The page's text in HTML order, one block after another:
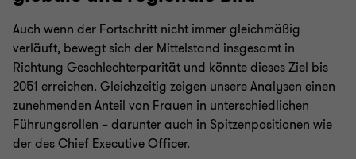
Auch wenn der Fortschritt nicht immer gleichmäßig
verläuft, bewegt sich der Mittelstand insgesamt in
Richtung Geschlechterparität und könnte dieses Ziel bis
2051 erreichen. Gleichzeitig zeigen unsere Analysen einen
zunehmenden Anteil von Frauen in unterschiedlichen
Führungsrollen – darunter auch in Spitzenpositionen wie
der des Chief Executive Officer.